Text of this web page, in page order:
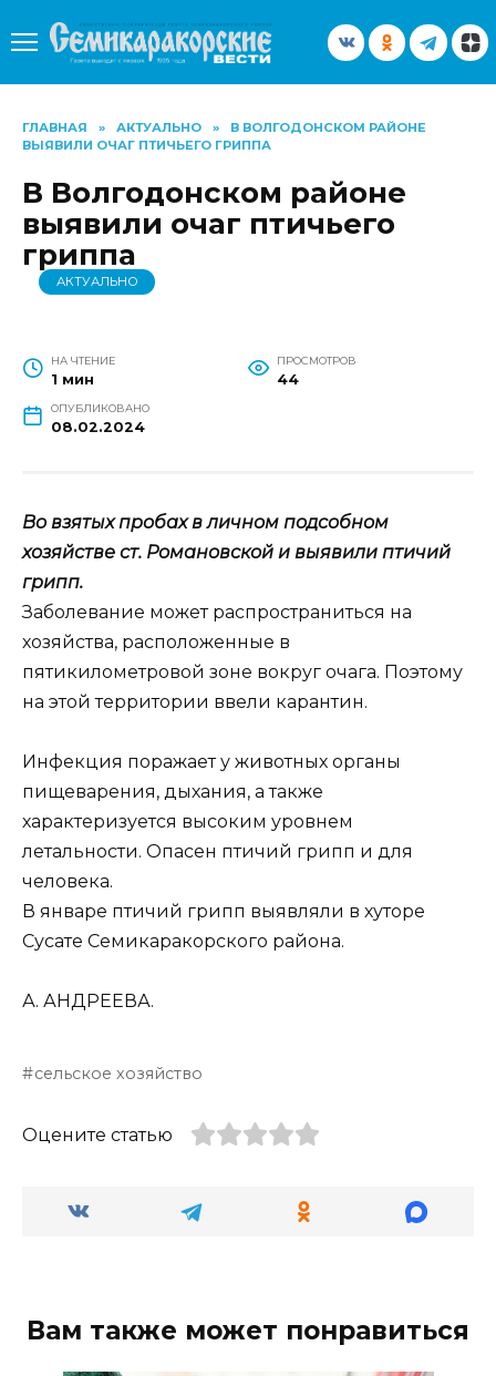
содержанию
ГЛАВНАЯ » АКТУАЛЬНО »
В ВОЛГОДОНСКОМ РАЙОНЕ
ВЫЯВИЛИ ОЧАГ ПТИЧЬЕГО ГРИППА
В Волгодонском районе
выявили очаг птичьего
гриппа
АКТУАЛЬНО
НА ЧТЕНИЕ
1 мин
ПРОСМОТРОВ
44
ОПУБЛИКОВАНО
08.02.2024
Во взятых пробах в личном подсобном
хозяйстве ст. Романовской и выявили птичий
грипп.
Заболевание может распространиться на
хозяйства, расположенные в
пятикилометровой зоне вокруг очага. Поэтому
на этой территории ввели карантин.
Инфекция поражает у животных органы
пищеварения, дыхания, а также
характеризуется высоким уровнем
летальности. Опасен птичий грипп и для
человека.
В январе птичий грипп выявляли в хуторе
Сусате Семикаракорского района.
А. АНДРЕЕВА.
сельское хозяйство
Оцените статью
Вам также может понравиться